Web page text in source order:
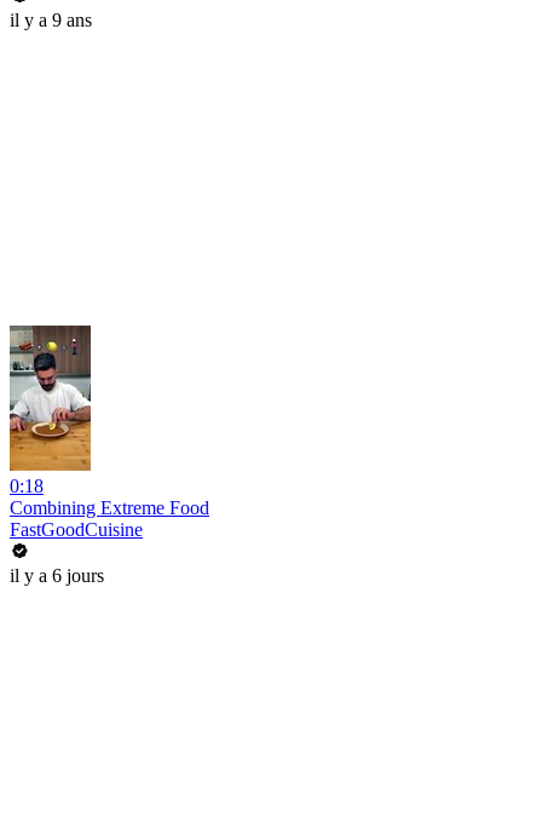
il y a 9 ans
0:18
Combining Extreme Food
FastGoodCuisine
il y a 6 jours